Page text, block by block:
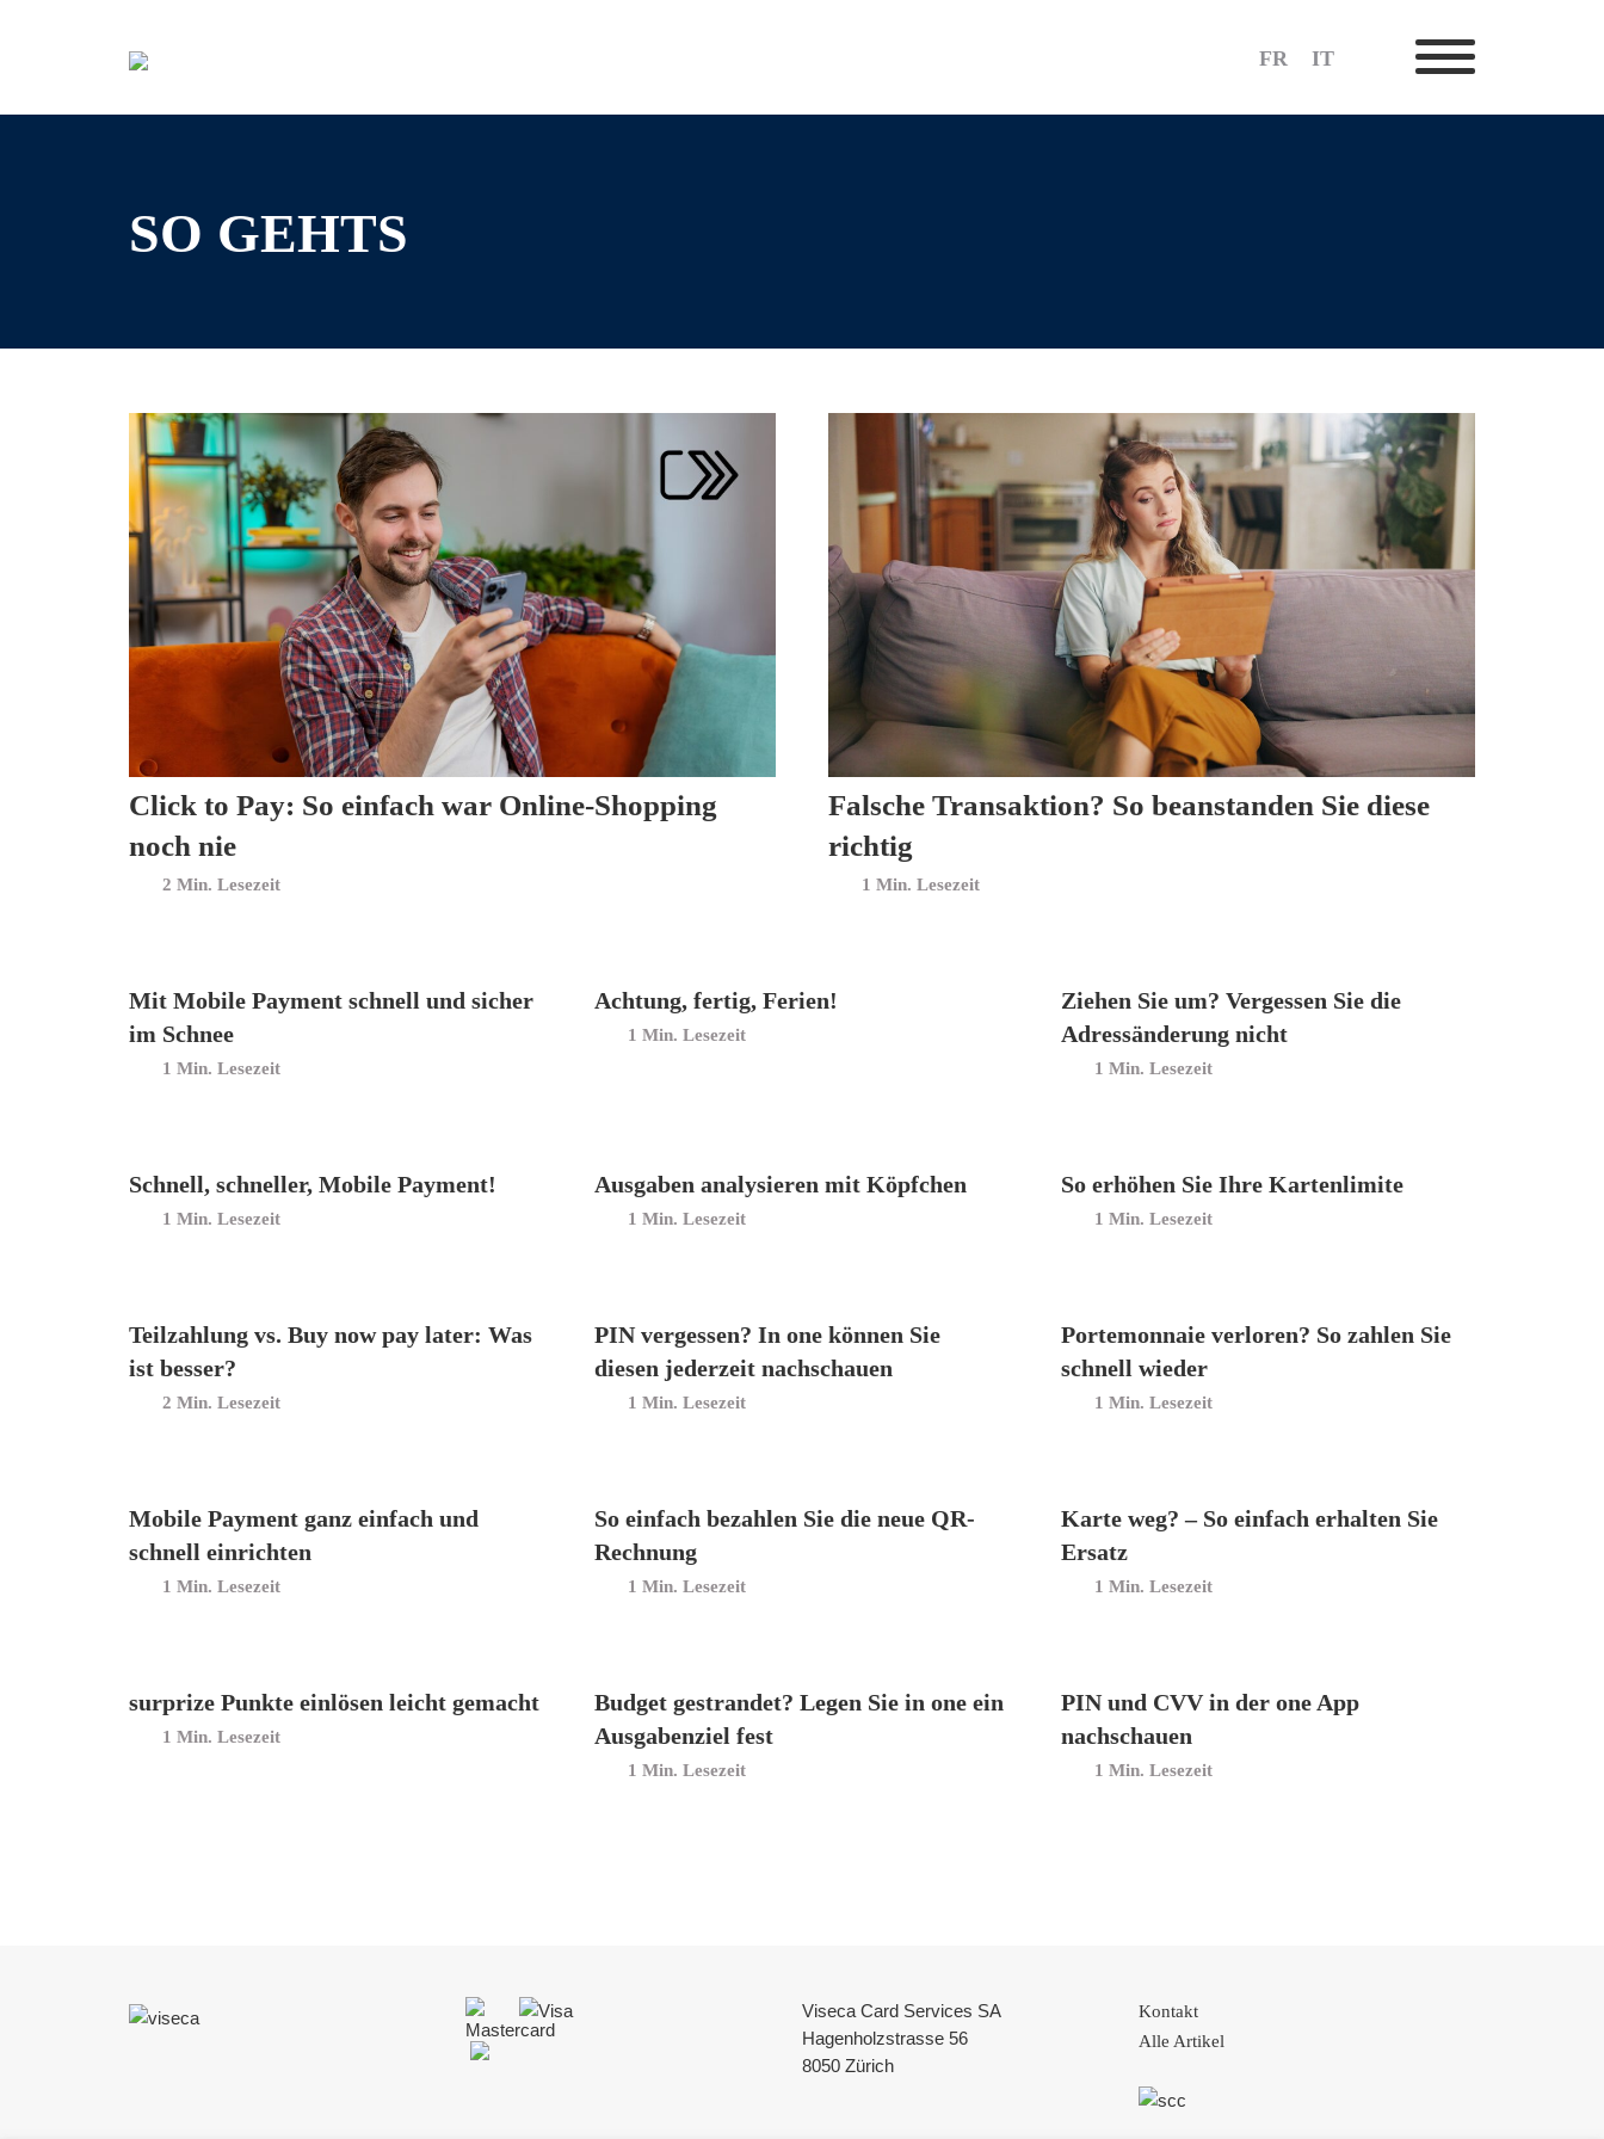
to
FR IT
SO GEHTS
Click to Pay: So einfach war Online-Shopping
noch nie
Min. Lesezeit
Falsche Transaktion? So beanstanden Sie diese
richtig
Min. Lesezeit
Mit Mobile Payment schnell und sicher
im Schnee
Min. Lesezeit
Achtung, fertig, Ferien!
Min. Lesezeit
Ziehen Sie um? Vergessen Sie die
Adressänderung nicht
Min. Lesezeit
Schnell, schneller, Mobile Payment!
Min. Lesezeit
Ausgaben analysieren mit Köpfchen
Min. Lesezeit
So erhöhen Sie Ihre Kartenlimite
Min. Lesezeit
Teilzahlung vs. Buy now pay later: Was
ist besser?
Min. Lesezeit
PIN vergessen? In one können Sie
diesen jederzeit nachschauen
Min. Lesezeit
Portemonnaie verloren? So zahlen Sie
schnell wieder
Min. Lesezeit
Mobile Payment ganz einfach und
schnell einrichten
Min. Lesezeit
So einfach bezahlen Sie die neue QR-
Rechnung
Min. Lesezeit
Karte weg? – So einfach erhalten Sie
Ersatz
Min. Lesezeit
surprize Punkte einlösen leicht gemacht
Min. Lesezeit
Budget gestrandet? Legen Sie in one ein
Ausgabenziel fest
Min. Lesezeit
PIN und CVV in der one App
nachschauen
Min. Lesezeit
Viseca Card Services SA
Hagenholzstrasse 56
8050 Zürich
Kontakt
Alle Artikel